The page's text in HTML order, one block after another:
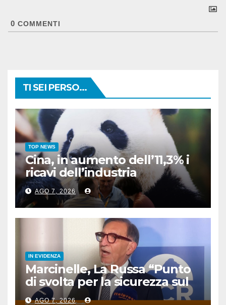
0 COMMENTI
TI SEI PERSO...
TOP NEWS
Cina, in aumento dell’11,3% i
ricavi dell’industria
pubblicitaria
AGO 7, 2026
IN EVIDENZA
Marcinelle, La Russa “Punto
di svolta per la sicurezza sul
lavoro”
AGO 7, 2026